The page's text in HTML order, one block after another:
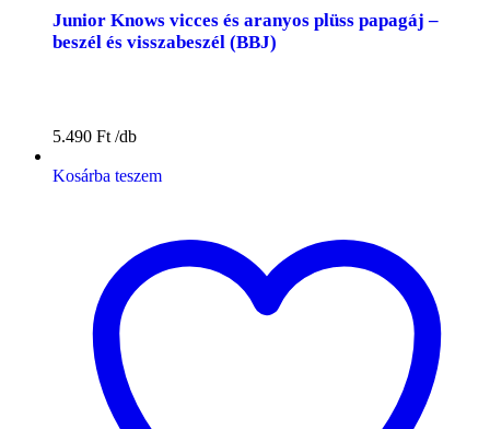
Junior Knows vicces és aranyos plüss papagáj –
beszél és visszabeszél (BBJ)
5.490 Ft
Kosárba teszem